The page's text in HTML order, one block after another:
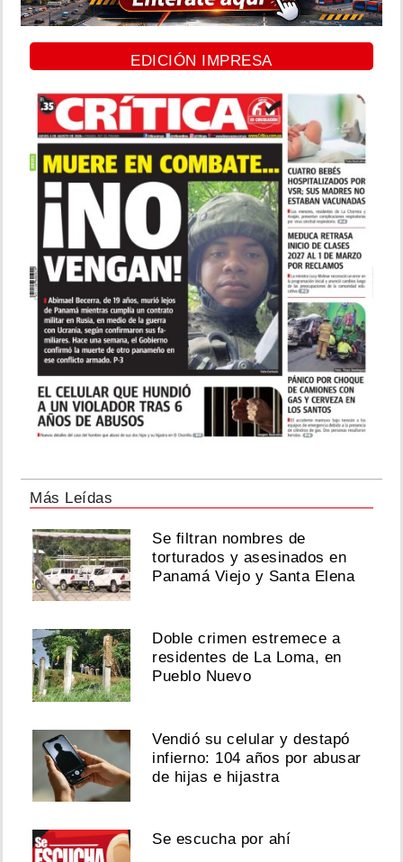
EDICIÓN IMPRESA
Más Leídas
Se filtran nombres de
torturados y asesinados en
Panamá Viejo y Santa Elena
Doble crimen estremece a
residentes de La Loma, en
Pueblo Nuevo
Vendió su celular y destapó
infierno: 104 años por abusar
de hijas e hijastra
Se escucha por ahí